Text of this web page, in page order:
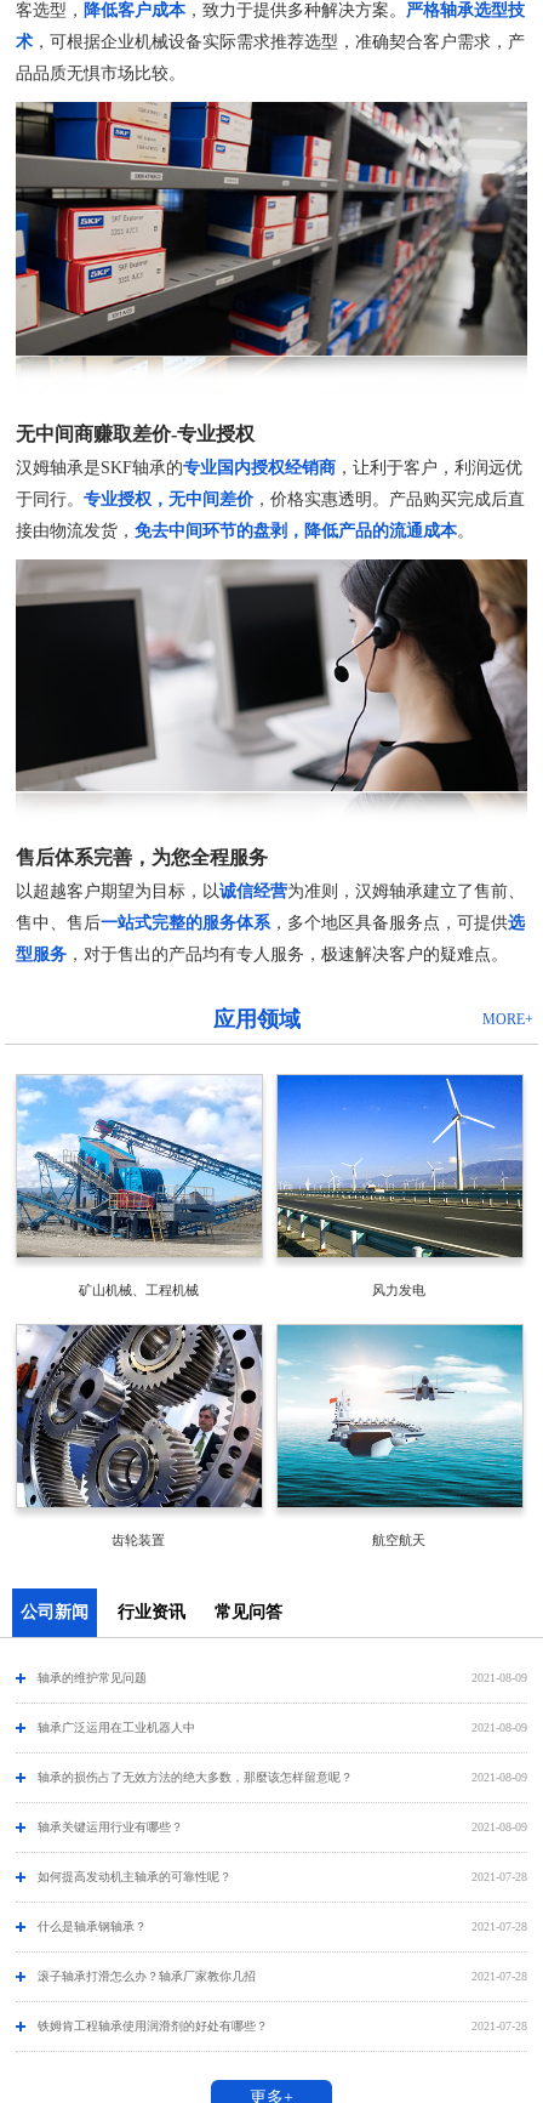
客选型， 降低客户成本，致力于提供多种解决方案。 严格轴承选型技
术 ，可根据企业机械设备实际需求推荐选型，准确契合客户需求，产
品品质无惧市场比较。
无中间商赚取差价-专业授权
汉姆轴承是SKF轴承的专业国内授权经销商 ，让利于客户，利润远优
于同行。专业授权，无中间差价 ，价格实惠透明。产品购买完成后直
接由物流发货，免去中间环节的盘剥，降低产品的流通成本。
售后体系完善，为您全程服务
以超越客户期望为目标，以诚信经营为准则，汉姆轴承建立了售前、
售中、售后一站式完整的服务体系，多个地区具备服务点，可提供选
型服务 ，对于售出的产品均有专人服务，极速解决客户的疑难点。
MORE+
应用领域
矿山机械、工程机械 风力发电
齿轮装置 航空航天
公司新闻 行业资讯 常见问答
2021-08-09
轴承的维护常见问题
2021-08-09
​轴承广泛运用在工业机器人中
2021-08-09
轴承的损伤占了无效方法的绝大多数，那麼该怎样留意呢？
2021-08-09
轴承关键运用行业有哪些？
2021-07-28
如何提高发动机主轴承的可靠性呢？
2021-07-28
什么是轴承钢轴承？
2021-07-28
滚子轴承打滑怎么办？轴承厂家教你几招
2021-07-28
铁姆肯工程轴承使用润滑剂的好处有哪些？
更多+